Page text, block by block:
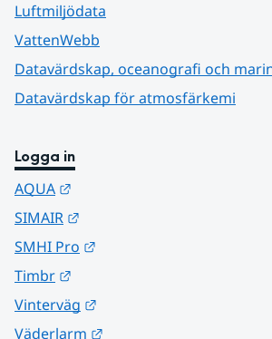
Luftmiljödata
VattenWebb
Datavärdskap, oceanografi och
Datavärdskap för atmosfärkemi
Logga in
AQUA
SIMAIR
SMHI Pro
Timbr
Vinterväg
Väderlarm